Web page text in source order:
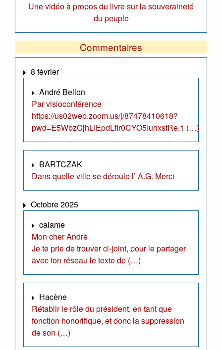
Une vidéo à propos du livre sur la souveraineté
du peuple
Commentaires
8 février
André Bellon
Par visioconférence
https://us02web.zoom.us/j/87478410618?
pwd=E5WbzCjhLIEpdLfir0CYO5IuhxsfRe.1 (…)
BARTCZAK
Dans quelle ville se déroule l’ A.G. Merci
Octobre 2025
calame
Mon cher André
Je te prie de trouver ci-joint, pour le partager
avec ton réseau le texte de (…)
Hacène
Rétablir le rôle du président, en tant que
fonction honorifique, et donc la suppression
de son (…)